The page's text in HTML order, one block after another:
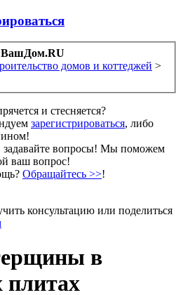
ВашДом.RU
домов и коттеджей >
и стесняется?
зарегистрироваться, либо
задавайте вопросы! Мы поможем
ваш вопрос!
Обращайтесь >>!
консультацию или поделиться
в